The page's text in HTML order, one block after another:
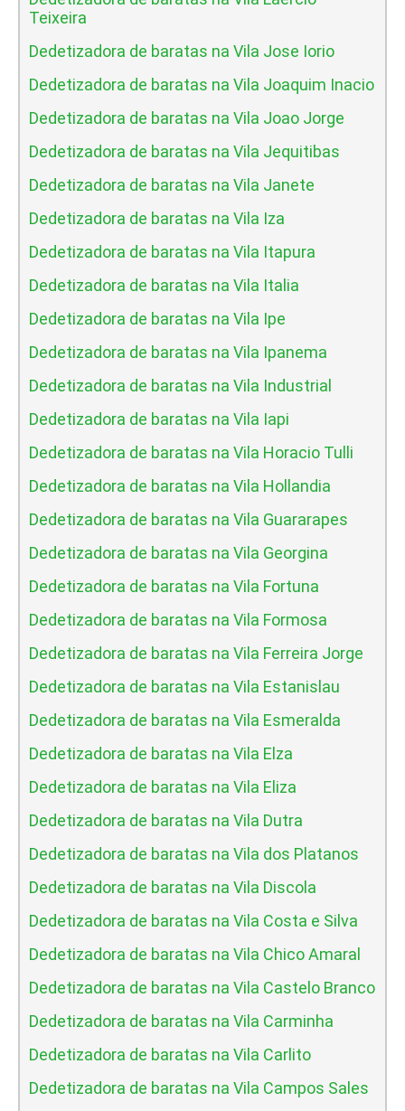
Teixeira
Dedetizadora de baratas na Vila Jose Iorio
Dedetizadora de baratas na Vila Joaquim Inacio
Dedetizadora de baratas na Vila Joao Jorge
Dedetizadora de baratas na Vila Jequitibas
Dedetizadora de baratas na Vila Janete
Dedetizadora de baratas na Vila Iza
Dedetizadora de baratas na Vila Itapura
Dedetizadora de baratas na Vila Italia
Dedetizadora de baratas na Vila Ipe
Dedetizadora de baratas na Vila Ipanema
Dedetizadora de baratas na Vila Industrial
Dedetizadora de baratas na Vila Iapi
Dedetizadora de baratas na Vila Horacio Tulli
Dedetizadora de baratas na Vila Hollandia
Dedetizadora de baratas na Vila Guararapes
Dedetizadora de baratas na Vila Georgina
Dedetizadora de baratas na Vila Fortuna
Dedetizadora de baratas na Vila Formosa
Dedetizadora de baratas na Vila Ferreira Jorge
Dedetizadora de baratas na Vila Estanislau
Dedetizadora de baratas na Vila Esmeralda
Dedetizadora de baratas na Vila Elza
Dedetizadora de baratas na Vila Eliza
Dedetizadora de baratas na Vila Dutra
Dedetizadora de baratas na Vila dos Platanos
Dedetizadora de baratas na Vila Discola
Dedetizadora de baratas na Vila Costa e Silva
Dedetizadora de baratas na Vila Chico Amaral
Dedetizadora de baratas na Vila Castelo Branco
Dedetizadora de baratas na Vila Carminha
Dedetizadora de baratas na Vila Carlito
Dedetizadora de baratas na Vila Campos Sales